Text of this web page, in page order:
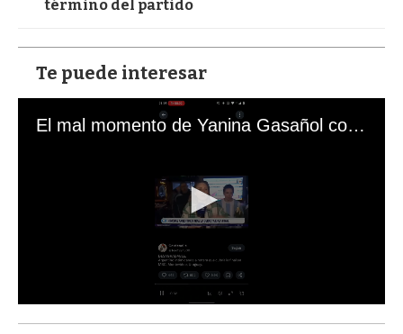
término del partido
Te puede interesar
El mal momento de Yanina Gasañol con un hincha argentino en "Subrayado"
s